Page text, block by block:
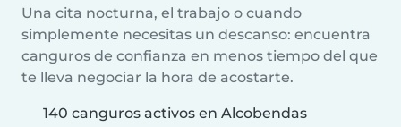
Una cita nocturna, el trabajo o cuando
simplemente necesitas un descanso: encuentra
canguros de confianza en menos tiempo del que
te lleva negociar la hora de acostarte.
140 canguros activos en Alcobendas